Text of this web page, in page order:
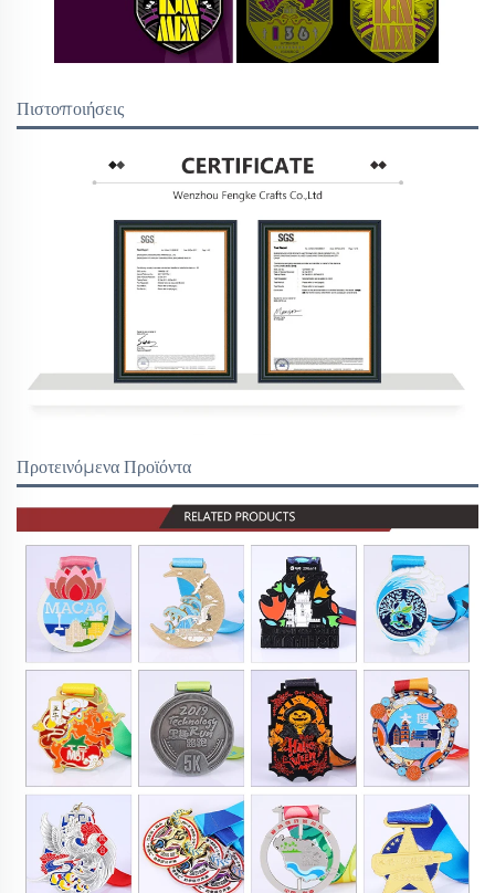
Πιστοποιήσεις
Προτεινόμενα Προϊόντα